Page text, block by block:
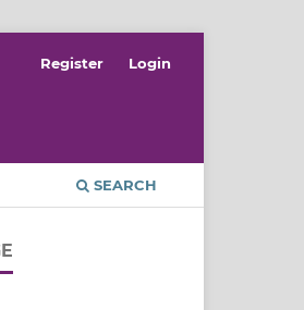
SEARCH
Register Login